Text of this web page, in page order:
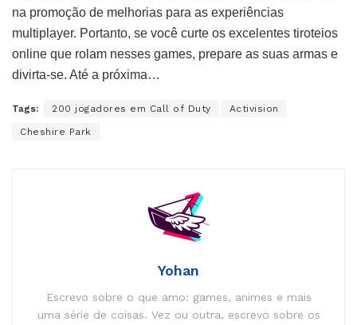
na promoção de melhorias para as experiências
multiplayer. Portanto, se você curte os excelentes tiroteios
online que rolam nesses games, prepare as suas armas e
divirta-se. Até a próxima…
Tags: 200 jogadores em Call of Duty Activision
Cheshire Park
Yohan
Escrevo sobre o que amo: games, animes e mais
uma série de coisas. Vez ou outra, escrevo sobre os